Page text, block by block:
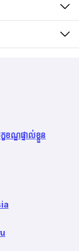
ខណ្ឌផ្ទាល់ខ្លួន